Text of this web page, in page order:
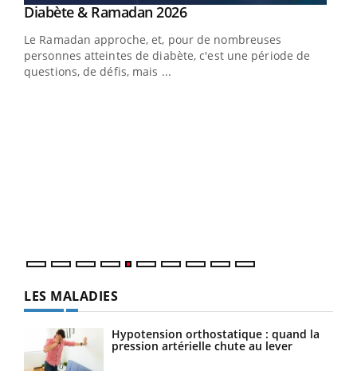
Youtube
Diabète & Ramadan 2026Youtube
Le Ramadan approche, et, pour de nombreuses
personnes atteintes de diabète, c'est une période de
questions, de défis, mais ...
LES MALADIES
Hypotension orthostatique : quand la
pression artérielle chute au lever